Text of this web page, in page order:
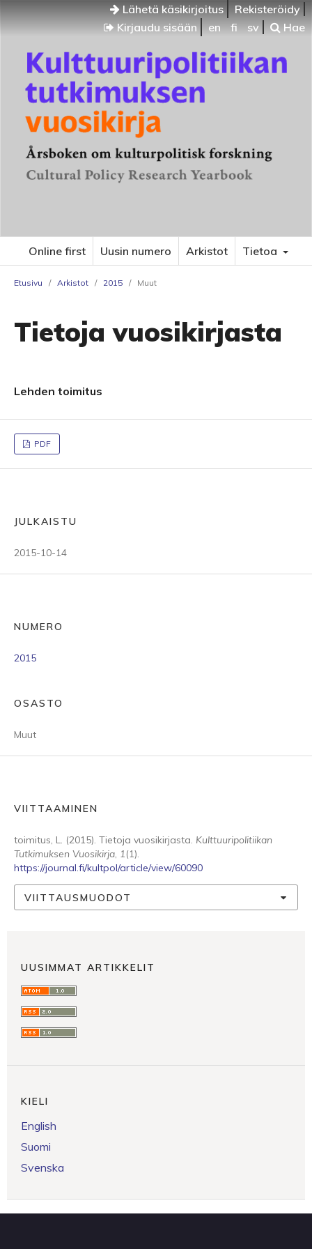
Lähetä käsikirjoitus
Rekisteröidy
Kirjaudu sisään
en fi sv Hae
Online first Uusin numero Arkistot Tietoa
Etusivu / Arkistot / 2015 / Muut
Tietoja vuosikirjasta
Lehden toimitus
PDF
JULKAISTU
2015-10-14
NUMERO
2015
OSASTO
Muut
VIITTAAMINEN
toimitus, L. (2015). Tietoja vuosikirjasta. Kulttuuripolitiikan
Tutkimuksen Vuosikirja, 1(1).
https://journal.fi/kultpol/article/view/60090
VIITTAUSMUODOT
UUSIMMAT ARTIKKELIT
KIELI
English
Suomi
Svenska